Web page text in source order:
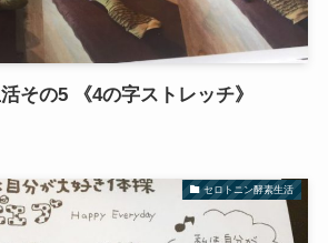
その5 《4の字ストレッチ》
セロトニン酵素生活